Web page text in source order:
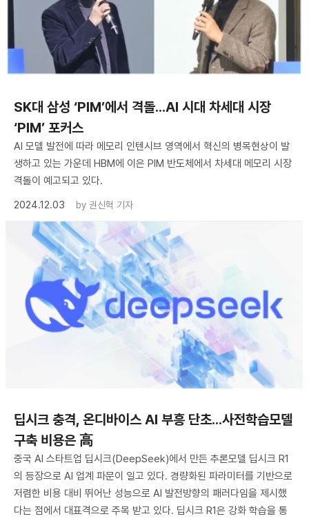
SK대 삼성 ‘PIM’에서 격돌...AI 시대 차세대 시장
‘PIM’ 포커스
AI 모델 발전에 따라 메모리 인텐시브 영역에서 혁신의 병목현상이 발
생하고 있는 가운데 HBM에 이은 PIM 반도체에서 차세대 메모리 시장
격돌이 예고되고 있다.
2024.12.03
by 권신혁 기자
딥시크 충격, 온디바이스 AI 부흥 단초...사전학습모델
구축 비용은 高
중국 AI 스타트업 딥시크(DeepSeek)에서 만든 추론모델 딥시크 R1
의 등장으로 AI 업계 파문이 일고 있다. 경량화된 파라미터를 기반으로
저렴한 비용 대비 뛰어난 성능으로 AI 발전방향의 패러다임을 제시했
다는 점에서 대표격으로 주목 받고 있다. 딥시크 R1은 강화 학습을 통